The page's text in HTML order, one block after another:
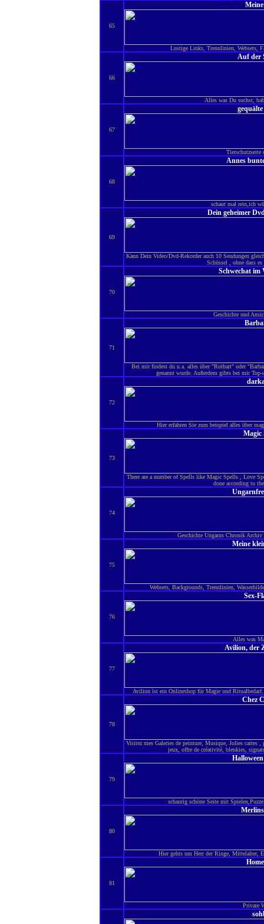
65
Lustige Links, Trennlinien, Websets,
66
Auf der
Alles was Du suchst,
67
Tierschutzseite
68
Annes
schaut mal rein,ich
69
Dein geheimer
Kann Dein Video/Dvd-Rekorder auch 10 Sendungen
Schüssel , ohne dass
70
Schwechat
Geschichte und
71
Bei mir findest du u.a. alles über "Rotbart" oder
genannt wurde. Außerdem gibts bei mir
72
Hier erfahren Sie zum beispiel alles über
73
Magic
There are a number of Spells like Magic Spells , Love
done according to
74
Geschichte Ungarns Chronik
75
Meine
Websets, Backgrounds, Trennlinien,
76
Sex-
Alles was
77
Avilion, der
Avilion ist ein Onlineshop für Magie und
78
Chez
Visitez mes Galeries de peinture, Musique, Jolies cartes
jeux, offre de créativité, blenkies,
79
schaurig schöne Seite mit
80
Hier gehts um Herr der Ringe, Mittelalter,
81
Private